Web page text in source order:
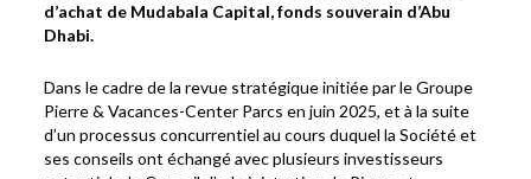
d’achat de Mudabala Capital, fonds souverain d’Abu
Dhabi.
Dans le cadre de la revue stratégique initiée par le Groupe
Pierre & Vacances-Center Parcs en juin 2025, et à la suite
d’un processus concurrentiel au cours duquel la Société et
ses conseils ont échangé avec plusieurs investisseurs